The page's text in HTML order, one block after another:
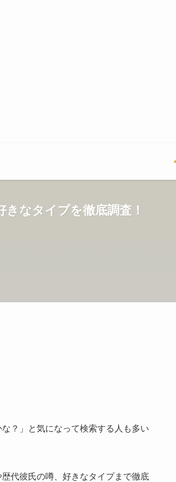
なタイプを徹底調査！
？」と気になって検索する人も多い
代彼氏の噂、好きなタイプまで徹底